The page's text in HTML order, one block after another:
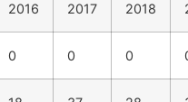
2016 2017 2018
0 0 0